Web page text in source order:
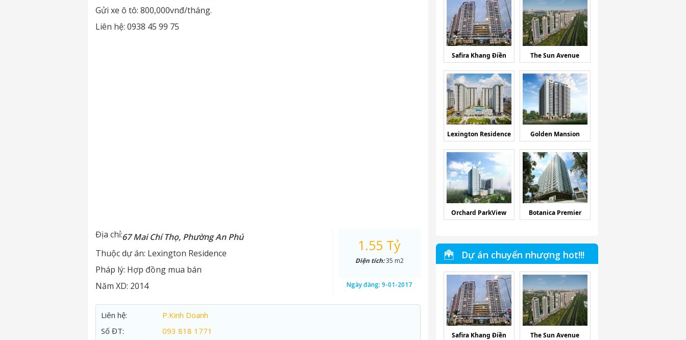
Gửi xe ô tô: 800,000vnđ/tháng.
Liên hệ: 0938 45 99 75
Địa chỉ:67 Mai Chí Thọ, Phường An Phú
Thuộc dự án: Lexington Residence
Pháp lý: Hợp đồng mua bán
Năm XD: 2014
1.55 Tỷ
Diện tích:35 m2
Ngày đăng:9-01-2017
Liên hệ:
P.Kinh Doanh
Số ĐT:
093 818 1771
Safira Khang Điền The Sun Avenue
Lexington Residence Golden Mansion
Orchard ParkView Botanica Premier
Dự án chuyển nhượng hot!!!
Safira Khang Điền The Sun Avenue